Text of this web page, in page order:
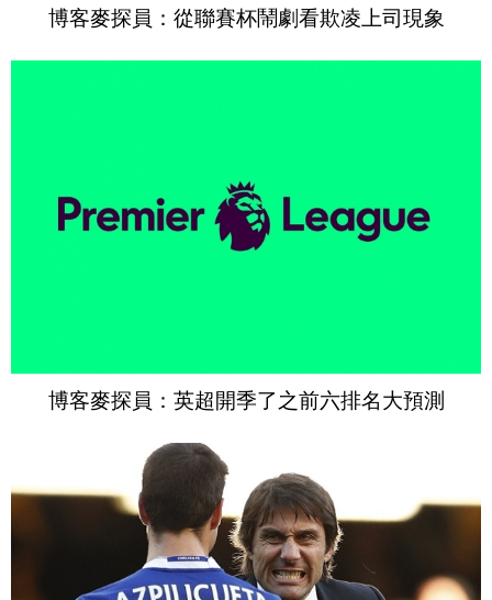
博客麥探員：從聯賽杯鬧劇看欺凌上司現象
博客麥探員：英超開季了之前六排名大預測